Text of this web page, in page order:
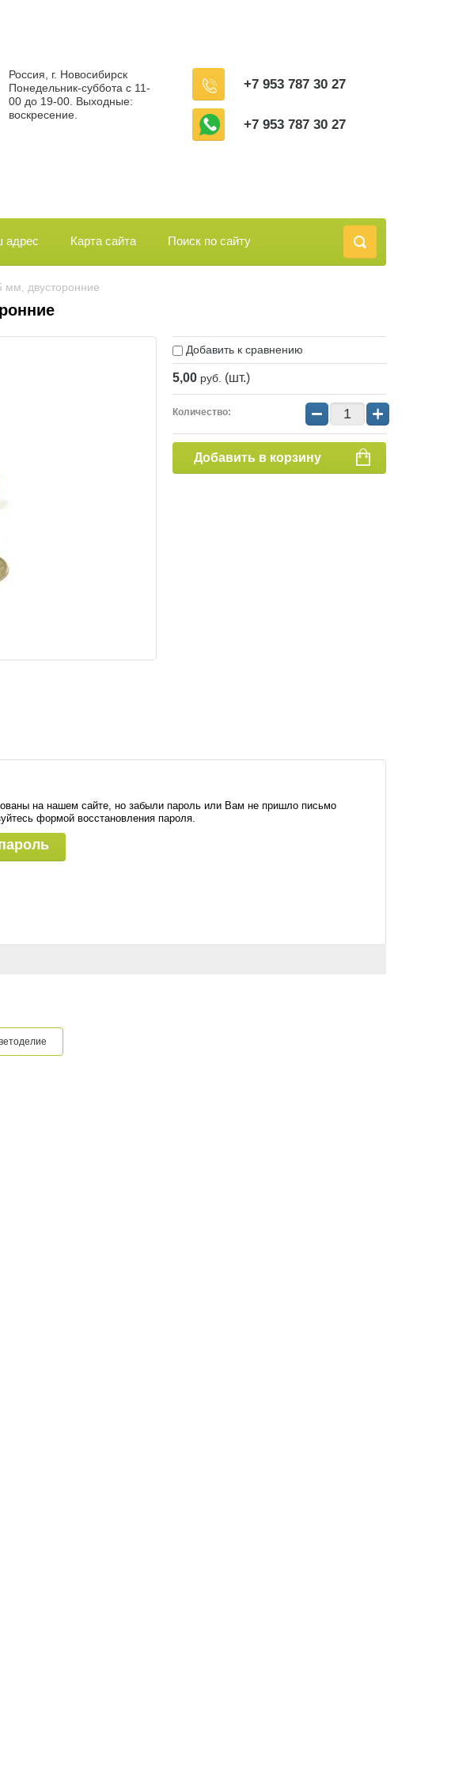
+7 953 787 30 27
+7 953 787 30 27
Россия, г. Новосибирск
Понедельник-суббота с 11-
00 до 19-00. Выходные:
воскресение.
адрес Карта сайта Поиск по сайту
мм, двусторонние
Добавить к сравнению
5,00 руб. (шт.)
Количество: − +
Добавить в корзину
на нашем сайте, но забыли пароль или Вам не пришло письмо
формой восстановления пароля.